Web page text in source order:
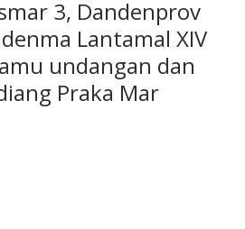
3, Dandenprov
Lantamal XIV
undangan dan
Praka Mar